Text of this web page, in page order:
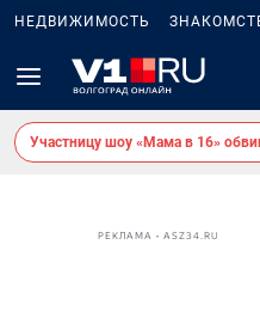
НЕДВИЖИМОСТЬ
Участницу шоу «Мама в 16»
РЕКЛАМА • ASZ34.RU